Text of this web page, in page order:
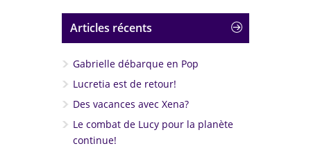
Articles récents
Gabrielle débarque en Pop
Lucretia est de retour!
Des vacances avec Xena?
Le combat de Lucy pour la planète
continue!